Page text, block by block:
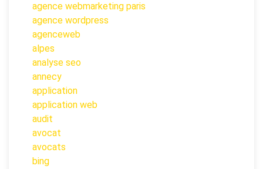
agence webmarketing paris
agence wordpress
agenceweb
alpes
analyse seo
annecy
application
application web
audit
avocat
avocats
bing